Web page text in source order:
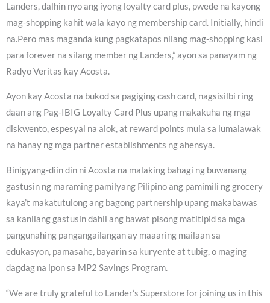
Landers, dalhin nyo ang iyong loyalty card plus, pwede na kayong
mag-shopping kahit wala kayo ng membership card. Initially, hindi
na.Pero mas maganda kung pagkatapos nilang mag-shopping kasi
para forever na silang member ng Landers,” ayon sa panayam ng
Radyo Veritas kay Acosta.
Ayon kay Acosta na bukod sa pagiging cash card, nagsisilbi ring
daan ang Pag-IBIG Loyalty Card Plus upang makakuha ng mga
diskwento, espesyal na alok, at reward points mula sa lumalawak
na hanay ng mga partner establishments ng ahensya.
Binigyang-diin din ni Acosta na malaking bahagi ng buwanang
gastusin ng maraming pamilyang Pilipino ang pamimili ng grocery
kaya’t makatutulong ang bagong partnership upang makabawas
sa kanilang gastusin dahil ang bawat pisong matitipid sa mga
pangunahing pangangailangan ay maaaring mailaan sa
edukasyon, pamasahe, bayarin sa kuryente at tubig, o maging
dagdag na ipon sa MP2 Savings Program.
“We are truly grateful to Lander’s Superstore for joining us in this